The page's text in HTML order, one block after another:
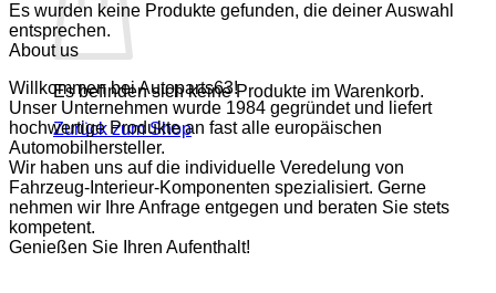
Es befinden sich keine Produkte im Warenkorb.
Zurück zum Shop
Es wurden keine Produkte gefunden, die deiner Auswahl
entsprechen.
About us
Willkommen bei Autoparts63!
Unser Unternehmen wurde 1984 gegründet und liefert
hochwertige Produkte an fast alle europäischen
Automobilhersteller.
Wir haben uns auf die individuelle Veredelung von
Fahrzeug-Interieur-Komponenten spezialisiert. Gerne
nehmen wir Ihre Anfrage entgegen und beraten Sie stets
kompetent.
Genießen Sie Ihren Aufenthalt!